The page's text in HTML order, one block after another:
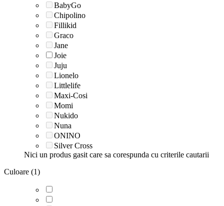
BabyGo
Chipolino
Fillikid
Graco
Jane
Joie
Juju
Lionelo
Littlelife
Maxi-Cosi
Momi
Nukido
Nuna
ONINO
Silver Cross
Nici un produs gasit care sa corespunda cu criterile cautarii
Culoare (1)